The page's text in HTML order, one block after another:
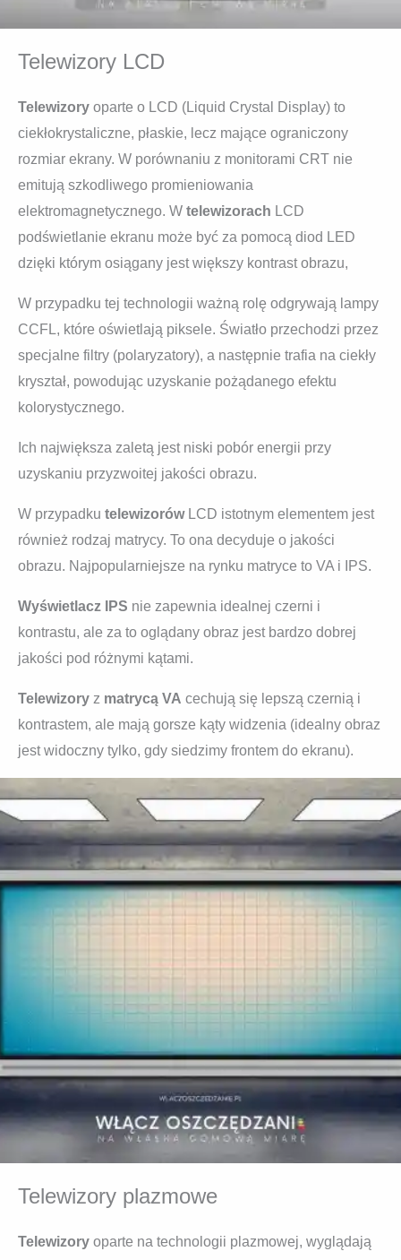
Telewizory LCD
Telewizory oparte o LCD (Liquid Crystal Display) to
ciekłokrystaliczne, płaskie, lecz mające ograniczony
rozmiar ekrany. W porównaniu z monitorami CRT nie
emitują szkodliwego promieniowania
elektromagnetycznego. W telewizorach LCD
podświetlanie ekranu może być za pomocą diod LED
dzięki którym osiągany jest większy kontrast obrazu,
W przypadku tej technologii ważną rolę odgrywają lampy
CCFL, które oświetlają piksele. Światło przechodzi przez
specjalne filtry (polaryzatory), a następnie trafia na ciekły
kryształ, powodując uzyskanie pożądanego efektu
kolorystycznego.
Ich największa zaletą jest niski pobór energii przy
uzyskaniu przyzwoitej jakości obrazu.
W przypadku telewizorówLCD istotnym elementem jest
również rodzaj matrycy. To ona decyduje o jakości
obrazu. Najpopularniejsze na rynku matryce to VA i IPS.
Wyświetlacz IPS nie zapewnia idealnej czerni i
kontrastu, ale za to oglądany obraz jest bardzo dobrej
jakości pod różnymi kątami.
Telewizory z matrycą VA cechują się lepszą czernią i
kontrastem, ale mają gorsze kąty widzenia (idealny obraz
jest widoczny tylko, gdy siedzimy frontem do ekranu).
Telewizory plazmowe
Telewizory oparte na technologii plazmowej, wyglądają